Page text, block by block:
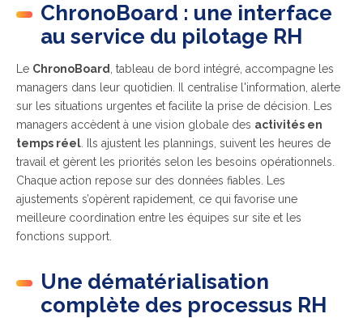
ChronoBoard : une interface
au service du pilotage RH
Le ChronoBoard
, tableau de bord intégré, accompagne les
managers dans leur quotidien. Il centralise l'information, alerte
sur les situations urgentes et facilite la prise de décision. Les
managers accèdent à une vision globale des activités en
temps réel . Ils ajustent les plannings, suivent les heures de
travail et gèrent les priorités selon les besoins opérationnels.
Chaque action repose sur des données fiables. Les
ajustements s’opèrent rapidement, ce qui favorise une
meilleure coordination entre les équipes sur site et les
fonctions support.
Une dématérialisation
complète des processus RH